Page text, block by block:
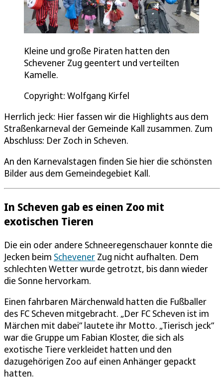
Kleine und große Piraten hatten den
Schevener Zug geentert und verteilten
Kamelle.
Copyright: Wolfgang Kirfel
Herrlich jeck: Hier fassen wir die Highlights aus dem
Straßenkarneval der Gemeinde Kall zusammen. Zum
Abschluss: Der Zoch in Scheven.
An den Karnevalstagen finden Sie hier die schönsten
Bilder aus dem Gemeindegebiet Kall.
In Scheven gab es einen Zoo mit
exotischen Tieren
Die ein oder andere Schneeregenschauer konnte die
Jecken beim Schevener Zug nicht aufhalten. Dem
schlechten Wetter wurde getrotzt, bis dann wieder
die Sonne hervorkam.
Einen fahrbaren Märchenwald hatten die Fußballer
des FC Scheven mitgebracht. „Der FC Scheven ist im
Märchen mit dabei“ lautete ihr Motto. „Tierisch jeck“
war die Gruppe um Fabian Kloster, die sich als
exotische Tiere verkleidet hatten und den
dazugehörigen Zoo auf einen Anhänger gepackt
hatten.